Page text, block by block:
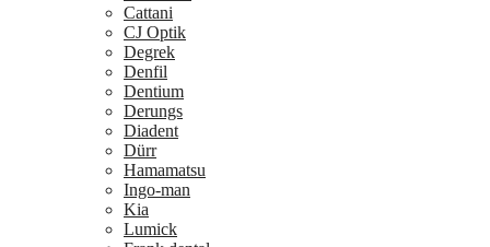
Cattani
CJ Optik
Degrek
Denfil
Dentium
Derungs
Diadent
Dürr
Hamamatsu
Ingo-man
Kia
Lumick